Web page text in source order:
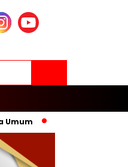
Inovasi Baru, Wali Kota